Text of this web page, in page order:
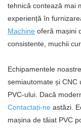
tehnică contează mai
experiență în
Machine oferă mașini
consistente, muchii
Echipamentele
semiautomate și CNC
PVC-ului. Dacă
Contactați-ne astăzi.
mașina de tăiat PVC